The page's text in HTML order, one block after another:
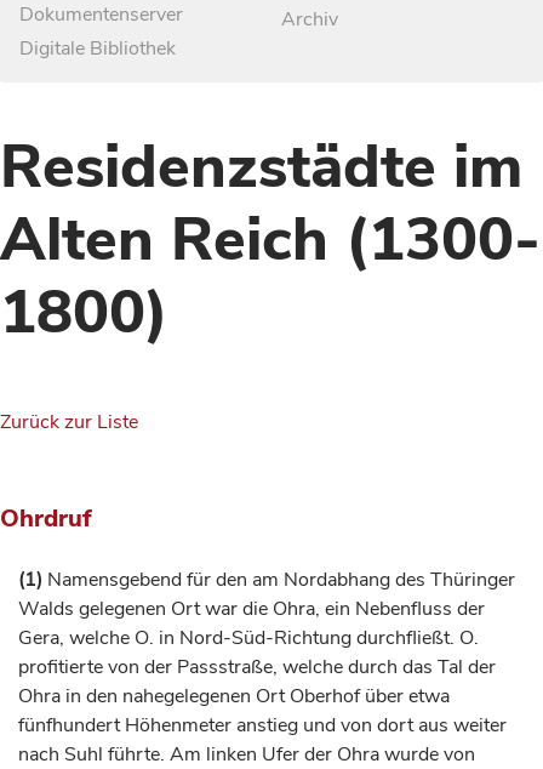
Dokumentenserver
Digitale Bibliothek
Archiv
Residenzstädte im
Alten Reich (1300-
1800)
Zurück zur Liste
Ohrdruf
(1) Namensgebend für den am Nordabhang des Thüringer
Walds gelegenen Ort war die Ohra, ein Nebenfluss der
Gera, welche O. in Nord-Süd-Richtung durchfließt. O.
profitierte von der Passstraße, welche durch das Tal der
Ohra in den nahegelegenen Ort Oberhof über etwa
fünfhundert Höhenmeter anstieg und von dort aus weiter
nach Suhl führte. Am linken Ufer der Ohra wurde von